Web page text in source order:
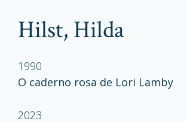
Hilst, Hilda
1990
O caderno rosa de Lori Lamby
2023